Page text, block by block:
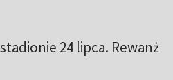
24 lipca. Rewanż